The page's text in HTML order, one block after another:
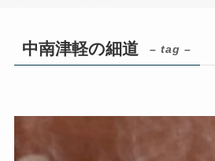
中南津軽の細道 – tag –